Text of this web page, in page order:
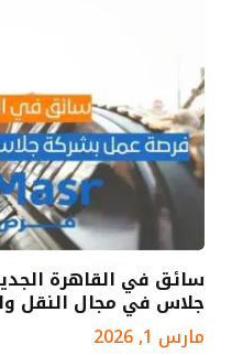
سائق في القاهرة
جلاس في مجال النقل
مارس 1, 2026